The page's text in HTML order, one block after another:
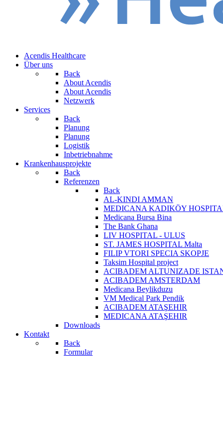
Acendis Healthcare
Über uns
Back
About Acendis
About Acendis
Netzwerk
Services
Back
Planung
Planung
Logistik
Inbetriebnahme
Krankenhausprojekte
Back
Referenzen
Back
AL-KINDI AMMAN
MEDICANA KADIKÖY
Medicana Bursa Bina
The Bank Ghana
LIV HOSPITAL - ULUS
ST. JAMES HOSPITAL Malta
FILIP VTORI SPECIA SKOPJE
Taksim Hospital project
ACIBADEM ALTUNIZADE
ACIBADEM AMSTERDAM
Medicana Beylikduzu
VM Medical Park Pendik
ACIBADEM ATAŞEHIR
MEDICANA ATAŞEHIR
Downloads
Kontakt
Back
Formular